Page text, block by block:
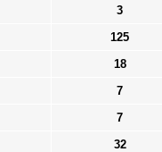
3
125
18
7
7
32